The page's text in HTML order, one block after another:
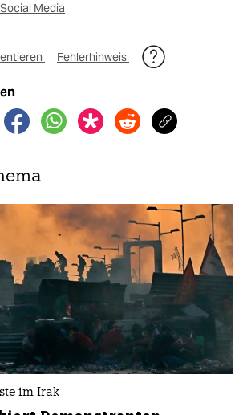
Media
Fehlerhinweis
im Irak